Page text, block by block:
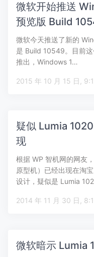
微软开始推送
预览版 Build
微软今天推送了新的
是 Build 10549。目前
推出，Windows 1…
2015 年
疑似 Lumia
现
根据 WP 智机网的网友
原型机）已经出现在淘
设计，疑似是 Lumia
2014 年
微软暗示 Lumia